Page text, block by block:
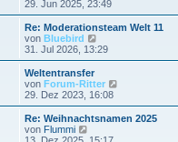
i
r
a
g
B
e
i
r
a
g
e
u
e
s
t
e
B
e
i
r
a
29. Jun 2025, 23:49
Re: Moderationsteam Welt 11
von Bluebird
e
u
s
t
B
e
31. Jul 2026, 13:29
Weltentransfer
von Forum-Ritter
u
e
29. Dez 2023, 16:08
Re: Weihnachtsnamen 2025
von Flummi
e